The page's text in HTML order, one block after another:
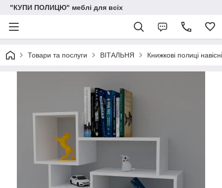
"КУПИ ПОЛИЦЮ" меблі для всіх
Товари та послуги ВІТАЛЬНЯ Книжкові полиці навісні